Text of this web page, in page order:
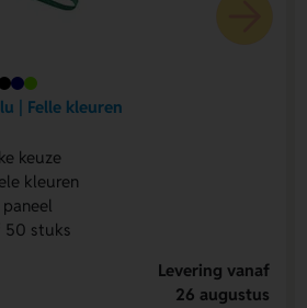
| Felle kleuren
keuze
kleuren
50 stuks
Levering vanaf
26 augustus